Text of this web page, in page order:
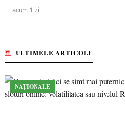
acum 1 zi
ULTIMELE ARTICOLE
NAȚIONALE